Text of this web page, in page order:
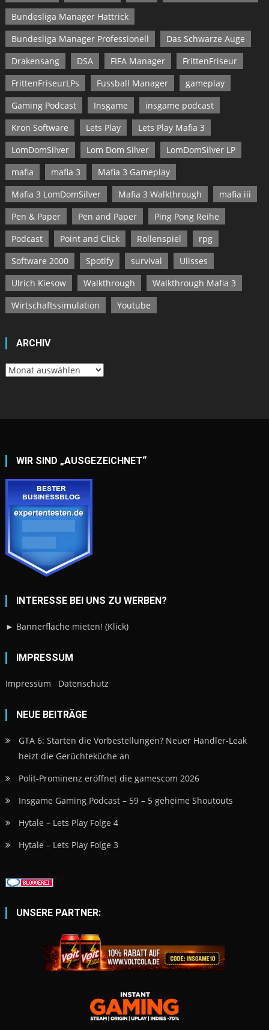
Bundesliga Manager Hattrick
Bundesliga Manager Professionell
Das Schwarze Auge
Drakensang
DSA FIFA Manager
FrittenFriseur
FrittenFriseurLPs
Fussball Manager
gameplay
Gaming Podcast
Insgame
insgame podcast
Kron Software
Lets Play
Lets Play Mafia 3
LomDomSilver
Lom Dom Silver
LomDomSilver LP
mafia
mafia 3
Mafia 3 Gameplay
Mafia 3 LomDomSilver
Mafia 3 Walkthrough
mafia iii
Pen & Paper
Pen and Paper
Ping Pong Reihe
Podcast
Point and Click Rollenspiel
rpg
Software 2000
Spotify survival
Ulisses
Ulrich Kiesow
Walkthrough
Walkthrough Mafia 3
Wirtschaftssimulation
Youtube
ARCHIV
Archiv
WIR SIND „AUSGEZEICHNET“
INTERESSE BEI UNS ZU WERBEN?
► Bannerfläche mieten! (Klick)
IMPRESSUM
Impressum Datenschutz
NEUE BEITRÄGE
GTA 6: Starten die Vorbestellungen? Neuer Händler-Leak
heizt die Gerüchteküche an
Polit-Prominenz eröffnet die gamescom 2026
Insgame Gaming Podcast – 59 – 5 geheime Shoutouts
Hytale – Lets Play Folge 4
Hytale – Lets Play Folge 3
UNSERE PARTNER: